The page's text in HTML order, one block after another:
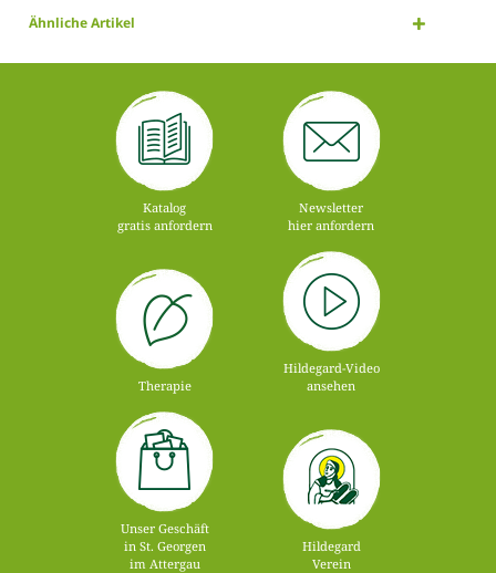
Ähnliche Artikel
Katalog
gratis anfordern
Newsletter
hier anfordern
Therapie
Hildegard-Video
ansehen
Unser Geschäft
in St. Georgen
im Attergau
Hildegard
Verein